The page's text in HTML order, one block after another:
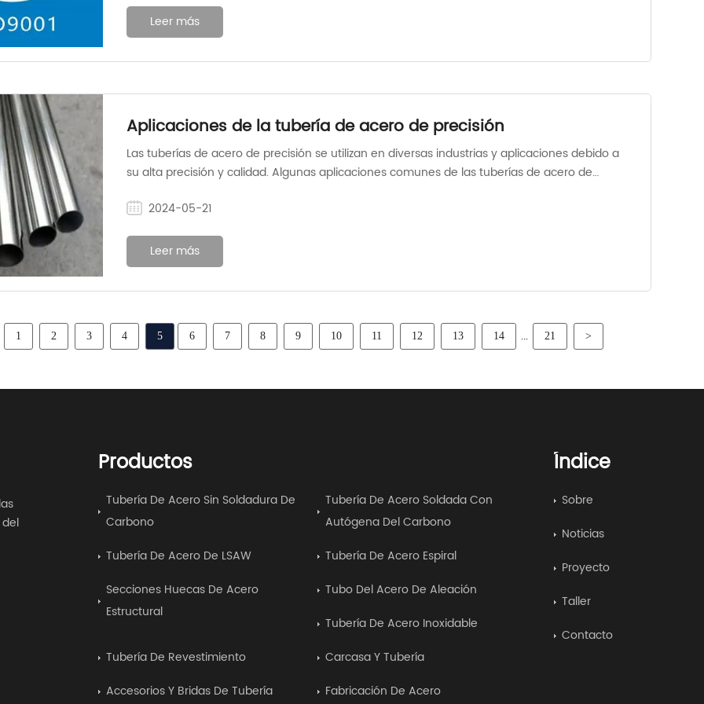
Leer más
Aplicaciones de la tubería de acero de precisión
Las tuberías de acero de precisión se utilizan en diversas industrias y aplicaciones debido a
su alta precisión y calidad. Algunas aplicaciones comunes de las tuberías de acero de
2024-05-21
Leer más
1 2 3 4 5 6 7 8 9 10 11 12 13 14 ... 21 >
Productos
Tubería De Acero Sin Soldadura De
Carbono
Tubería De Acero Soldada Con
Autógena Del Carbono
Tubería De Acero De LSAW
Tubería De Acero Espiral
Secciones Huecas De Acero
Estructural
Tubo Del Acero De Aleación
Tubería De Acero Inoxidable
Tubería De Revestimiento
Carcasa Y Tubería
Accesorios Y Bridas De Tubería
Fabricación De Acero
Índice
Sobre
Noticias
Proyecto
Taller
Contacto